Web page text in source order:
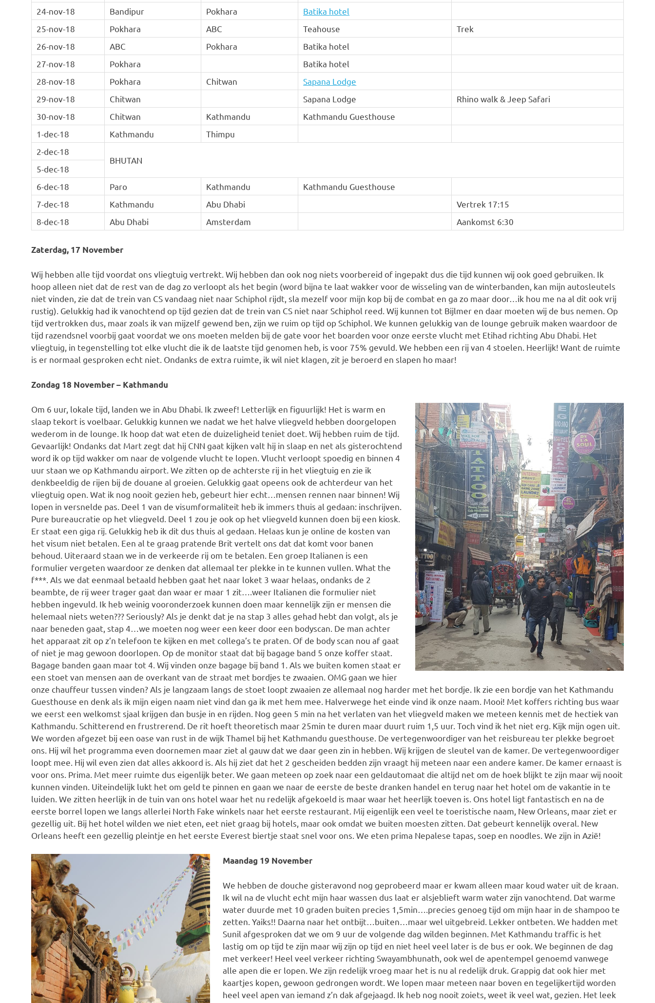
24-nov-18
Bandipur Pokhara
Batika hotel
25-nov-18
Pokhara ABC Teahouse
Trek
26-nov-18
ABC Pokhara
Batika hotel
27-nov-18
Pokhara
Batika hotel
28-nov-18
Pokhara Chitwan
Sapana Lodge
29-nov-18
Chitwan Sapana Lodge
Rhino walk & Jeep Safari
30-nov-18
Chitwan Kathmandu
Kathmandu Guesthouse
1-dec-18
Kathmandu
Thimpu
2-dec-18
BHUTAN
5-dec-18
6-dec-18
Paro Kathmandu
Kathmandu Guesthouse
7-dec-18
Kathmandu Abu Dhabi
Vertrek 17:15
8-dec-18
Abu Dhabi Amsterdam Aankomst 6:30
Zaterdag, 17 November
Wij hebben alle tijd voordat ons vliegtuig vertrekt. Wij hebben dan ook nog niets voorbereid of ingepakt dus die tijd kunnen wij ook goed gebruiken. Ik
hoop alleen niet dat de rest van de dag zo verloopt als het begin (word bijna te laat wakker voor de wisseling van de winterbanden, kan mijn autosleutels
niet vinden, zie dat de trein van CS vandaag niet naar Schiphol rijdt, sla mezelf voor mijn kop bij de combat en ga zo maar door…ik hou me na al dit ook vrij
rustig). Gelukkig had ik vanochtend op tijd gezien dat de trein van CS niet naar Schiphol reed. Wij kunnen tot Bijlmer en daar moeten wij de bus nemen. Op
tijd vertrokken dus, maar zoals ik van mijzelf gewend ben, zijn we ruim op tijd op Schiphol. We kunnen gelukkig van de lounge gebruik maken waardoor de
tijd razendsnel voorbij gaat voordat we ons moeten melden bij de gate voor het boarden voor onze eerste vlucht met Etihad richting Abu Dhabi. Het
vliegtuig, in tegenstelling tot elke vlucht die ik de laatste tijd genomen heb, is voor 75% gevuld. We hebben een rij van 4 stoelen. Heerlijk! Want de ruimte
is er normaal gesproken echt niet. Ondanks de extra ruimte, ik wil niet klagen, zit je beroerd en slapen ho maar!
Zondag 18 November – Kathmandu
Om 6 uur, lokale tijd, landen we in Abu Dhabi. Ik zweef! Letterlijk en figuurlijk! Het is warm en
slaap tekort is voelbaar. Gelukkig kunnen we nadat we het halve vliegveld hebben doorgelopen
wederom in de lounge. Ik hoop dat wat eten de duizeligheid teniet doet. Wij hebben ruim de tijd.
Gevaarlijk! Ondanks dat Mart zegt dat hij CNN gaat kijken valt hij in slaap en net als gisterochtend
word ik op tijd wakker om naar de volgende vlucht te lopen. Vlucht verloopt spoedig en binnen 4
uur staan we op Kathmandu airport. We zitten op de achterste rij in het vliegtuig en zie ik
denkbeeldig de rijen bij de douane al groeien. Gelukkig gaat opeens ook de achterdeur van het
vliegtuig open. Wat ik nog nooit gezien heb, gebeurt hier echt…mensen rennen naar binnen! Wij
lopen in versnelde pas. Deel 1 van de visumformaliteit heb ik immers thuis al gedaan: inschrijven.
Pure bureaucratie op het vliegveld. Deel 1 zou je ook op het vliegveld kunnen doen bij een kiosk.
Er staat een giga rij. Gelukkig heb ik dit dus thuis al gedaan. Helaas kun je online de kosten van
het visum niet betalen. Een al te graag pratende Brit vertelt ons dat dat komt voor banen
behoud. Uiteraard staan we in de verkeerde rij om te betalen. Een groep Italianen is een
formulier vergeten waardoor ze denken dat allemaal ter plekke in te kunnen vullen. What the
f***. Als we dat eenmaal betaald hebben gaat het naar loket 3 waar helaas, ondanks de 2
beambte, de rij weer trager gaat dan waar er maar 1 zit….weer Italianen die formulier niet
hebben ingevuld. Ik heb weinig vooronderzoek kunnen doen maar kennelijk zijn er mensen die
helemaal niets weten??? Seriously? Als je denkt dat je na stap 3 alles gehad hebt dan volgt, als je
naar beneden gaat, stap 4…we moeten nog weer een keer door een bodyscan. De man achter
het apparaat zit op z’n telefoon te kijken en met collega’s te praten. Of de body scan nou af gaat
of niet je mag gewoon doorlopen. Op de monitor staat dat bij bagage band 5 onze koffer staat.
Bagage banden gaan maar tot 4. Wij vinden onze bagage bij band 1. Als we buiten komen staat er
een stoet van mensen aan de overkant van de straat met bordjes te zwaaien. OMG gaan we hier
onze chauffeur tussen vinden? Als je langzaam langs de stoet loopt zwaaien ze allemaal nog harder met het bordje. Ik zie een bordje van het Kathmandu
Guesthouse en denk als ik mijn eigen naam niet vind dan ga ik met hem mee. Halverwege het einde vind ik onze naam. Mooi! Met koffers richting bus waar
we eerst een welkomst sjaal krijgen dan busje in en rijden. Nog geen 5 min na het verlaten van het vliegveld maken we meteen kennis met de hectiek van
Kathmandu. Schitterend en frustrerend. De rit hoeft theoretisch maar 25min te duren maar duurt ruim 1,5 uur. Toch vind ik het niet erg. Kijk mijn ogen uit.
We worden afgezet bij een oase van rust in de wijk Thamel bij het Kathmandu guesthouse. De vertegenwoordiger van het reisbureau ter plekke begroet
ons. Hij wil het programma even doornemen maar ziet al gauw dat we daar geen zin in hebben. Wij krijgen de sleutel van de kamer. De vertegenwoordiger
loopt mee. Hij wil even zien dat alles akkoord is. Als hij ziet dat het 2 gescheiden bedden zijn vraagt hij meteen naar een andere kamer. De kamer ernaast is
voor ons. Prima. Met meer ruimte dus eigenlijk beter. We gaan meteen op zoek naar een geldautomaat die altijd net om de hoek blijkt te zijn maar wij nooit
kunnen vinden. Uiteindelijk lukt het om geld te pinnen en gaan we naar de eerste de beste dranken handel en terug naar het hotel om de vakantie in te
luiden. We zitten heerlijk in de tuin van ons hotel waar het nu redelijk afgekoeld is maar waar het heerlijk toeven is. Ons hotel ligt fantastisch en na de
eerste borrel lopen we langs allerlei North Fake winkels naar het eerste restaurant. Mij eigenlijk een veel te toeristische naam, New Orleans, maar ziet er
gezellig uit. Bij het hotel wilden we niet eten, eet niet graag bij hotels, maar ook omdat we buiten moesten zitten. Dat gebeurt kennelijk overal. New
Orleans heeft een gezellig pleintje en het eerste Everest biertje staat snel voor ons. We eten prima Nepalese tapas, soep en noodles. We zijn in Azië!
Maandag 19 November
We hebben de douche gisteravond nog geprobeerd maar er kwam alleen maar koud water uit de kraan.
Ik wil na de vlucht echt mijn haar wassen dus laat er alsjeblieft warm water zijn vanochtend. Dat warme
water duurde met 10 graden buiten precies 1,5min….precies genoeg tijd om mijn haar in de shampoo te
zetten. Yaiks!! Daarna naar het ontbijt…buiten…maar wel uitgebreid. Lekker ontbeten. We hadden met
Sunil afgesproken dat we om 9 uur de volgende dag wilden beginnen. Met Kathmandu traffic is het
lastig om op tijd te zijn maar wij zijn op tijd en niet heel veel later is de bus er ook. We beginnen de dag
met verkeer! Heel veel verkeer richting Swayambhunath, ook wel de apentempel genoemd vanwege
alle apen die er lopen. We zijn redelijk vroeg maar het is nu al redelijk druk. Grappig dat ook hier met
kaartjes kopen, gewoon gedrongen wordt. We lopen maar meteen naar boven en tegelijkertijd worden
heel veel apen van iemand z’n dak afgejaagd. Ik heb nog nooit zoiets, weet ik veel wat, gezien. Het leek